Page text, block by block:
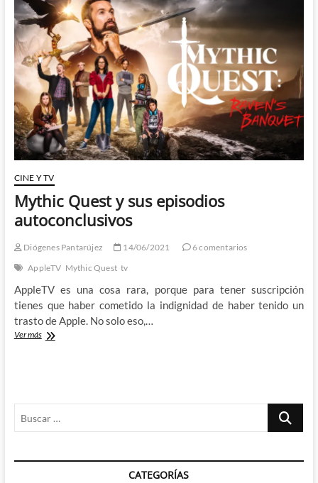
país
de
los
ciegos
Jason
Momoa
es
el
Rey
CINE Y TV
Mythic Quest y sus episodios
autoconclusivos
Diógenes Pantarújez 14/06/2021
6 comentarios
AppleTV Mythic Quest tv
AppleTV es una cosa rara, porque para tener suscripción
tienes que haber cometido la indignidad de haber tenido un
trasto de Apple. No solo eso,…
Ver másMythic
Buscar
CATEGORÍAS